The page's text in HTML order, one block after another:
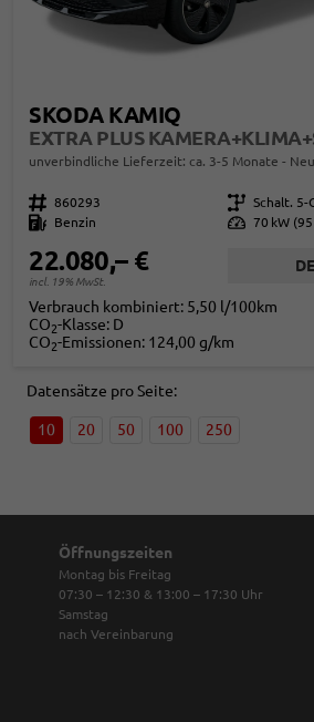
SKODA KAMIQ
unverbindliche Lieferzeit: ca. 3-5 Monate
Fahrzeugnr. 860293 Getriebe Schalt. 5-
Kraftstoff
Benzin Leistung 70 kW (95
22.080,– €
incl. 19% MwSt.
Verbrauch kombiniert: 5,50 l/100km
CO2-Klasse: D
CO2-Emissionen: 124,00 g/km
Datensätze pro Seite:
10 20 50 100 250
Öffnungszeiten
Montag bis Freitag
07:30 – 12:30 & 13:00 – 17:30 Uhr
Samstag
nach Vereinbarung